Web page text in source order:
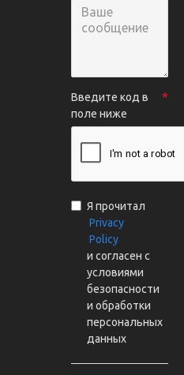
Введите код в
поле ниже
Я прочитал
Privacy
Policy
и согласен с
условиями
безопасности
и обработки
персональных
данных